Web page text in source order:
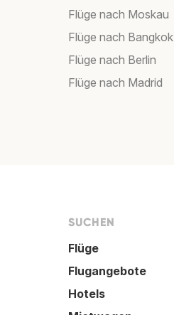
Flüge nach Moskau
Flüge nach Bangkok
Flüge nach Berlin
Flüge nach Madrid
SUCHEN
Flüge
Flugangebote
Hotels